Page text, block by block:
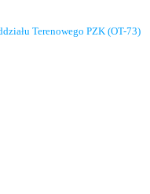
Terenowego PZK (OT-73)